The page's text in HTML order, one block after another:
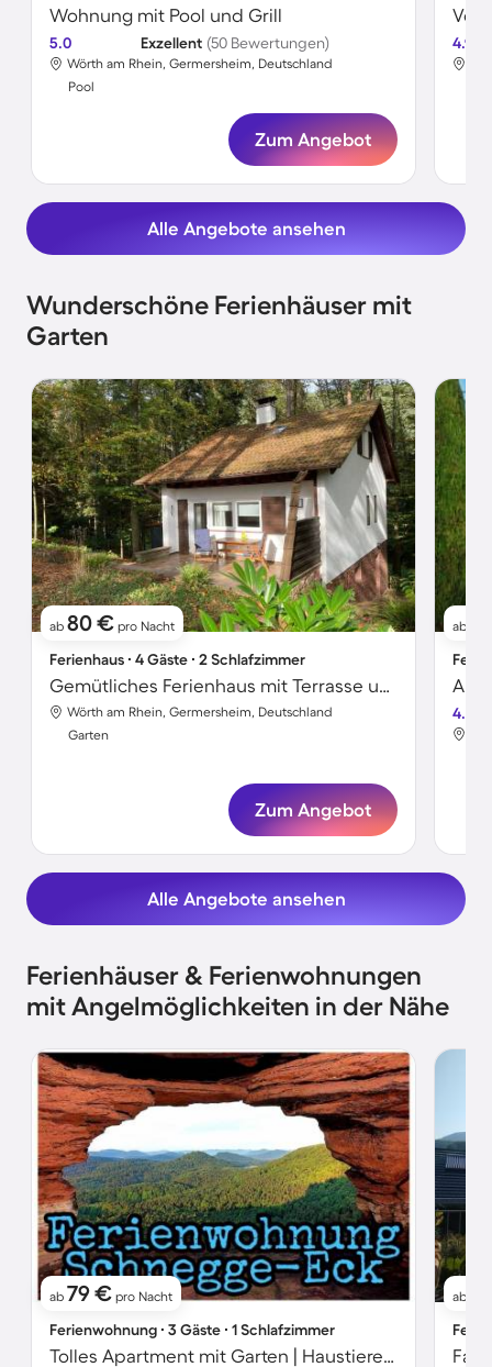
Wohnung mit Pool und Grill
5.0 Exzellent (50 Bewertungen)
Wörth am Rhein, Germersheim, Deutschland
Pool
Zum Angebot
4.9
Alle Angebote ansehen
Wunderschöne Ferienhäuser mit
Garten
ab 80 € pro Nacht
Ferienhaus ∙ 4 Gäste ∙ 2 Schlafzimmer
Gemütliches Ferienhaus mit Terrasse und Garten
Wörth am Rhein, Germersheim, Deutschland
Garten
Zum Angebot
ab
4.6
Alle Angebote ansehen
Ferienhäuser & Ferienwohnungen
mit Angelmöglichkeiten in der Nähe
ab 79 € pro Nacht
Ferienwohnung ∙ 3 Gäste ∙ 1 Schlafzimmer
Tolles Apartment mit Garten | Haustiere sind willkommen
ab